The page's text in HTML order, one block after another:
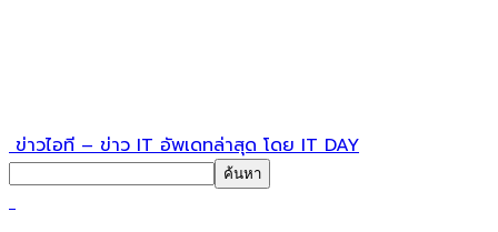
ข่าวไอที – ข่าว IT อัพเดทล่าสุด โดย IT DAY